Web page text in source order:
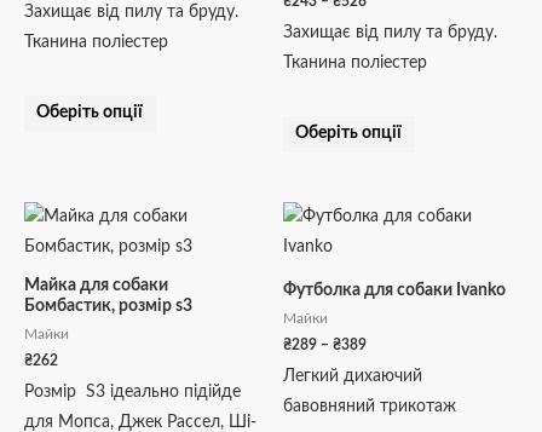
Захищає від пилу та бруду.
Тканина поліестер
Оберіть опції
вибрати
на
Захищає від пилу та бруду.
Тканина поліестер
Оберіть опції
Майка для собаки
Бомбастик, розмір s3
Майки
₴262
Розмір S3 ідеально підійде
для Мопса, Джек Рассел, Ші-
Футболка для собаки Ivanko
Майки
₴289 – ₴389
Діапазон
до
Легкий дихаючий
бавовняний трикотаж
Цей
Параметри